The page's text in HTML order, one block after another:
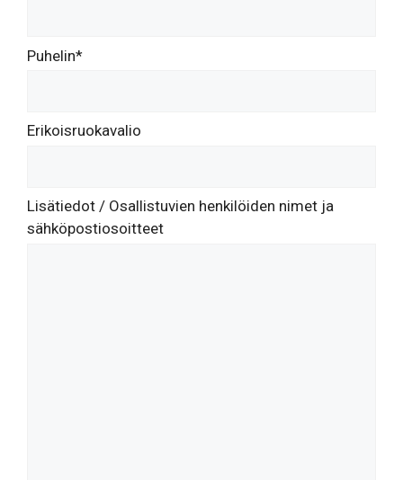
Puhelin*
Erikoisruokavalio
Lisätiedot / Osallistuvien henkilöiden nimet ja
sähköpostiosoitteet